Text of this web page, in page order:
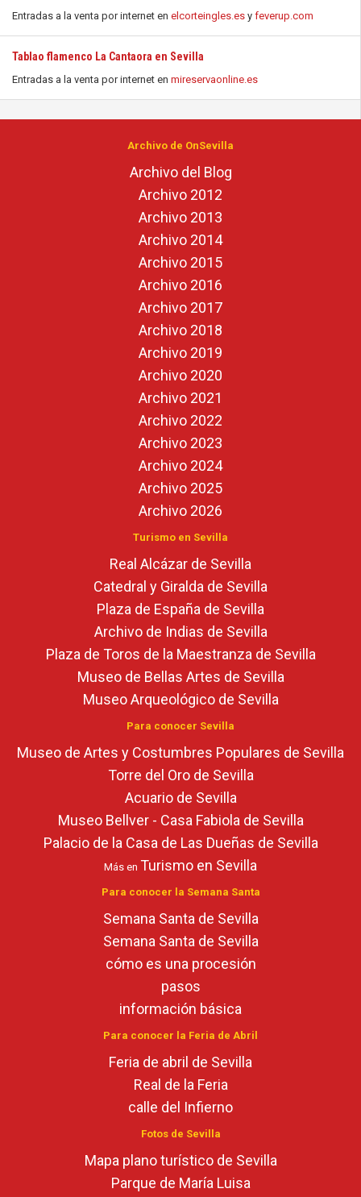
Entradas a la venta por internet en elcorteingles.es y feverup.com
Tablao flamenco La Cantaora en Sevilla
Entradas a la venta por internet en mireservaonline.es
Archivo de OnSevilla
Archivo del Blog
Archivo 2012
Archivo 2013
Archivo 2014
Archivo 2015
Archivo 2016
Archivo 2017
Archivo 2018
Archivo 2019
Archivo 2020
Archivo 2021
Archivo 2022
Archivo 2023
Archivo 2024
Archivo 2025
Archivo 2026
Turismo en Sevilla
Real Alcázar de Sevilla
Catedral y Giralda de Sevilla
Plaza de España de Sevilla
Archivo de Indias de Sevilla
Plaza de Toros de la Maestranza de Sevilla
Museo de Bellas Artes de Sevilla
Museo Arqueológico de Sevilla
Para conocer Sevilla
Museo de Artes y Costumbres Populares de Sevilla
Torre del Oro de Sevilla
Acuario de Sevilla
Museo Bellver - Casa Fabiola de Sevilla
Palacio de la Casa de Las Dueñas de Sevilla
Más en Turismo en Sevilla
Para conocer la Semana Santa
Semana Santa de Sevilla
Semana Santa de Sevilla
cómo es una procesión
pasos
información básica
Para conocer la Feria de Abril
Feria de abril de Sevilla
Real de la Feria
calle del Infierno
Fotos de Sevilla
Mapa plano turístico de Sevilla
Parque de María Luisa